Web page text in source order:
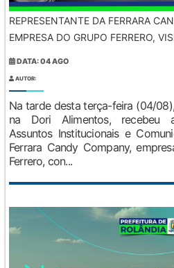
REPRESENTANTE DA FERRARA
EMPRESA DO GRUPO FERRERO,
DATA: 04 AGO
AUTOR:
Na tarde desta terça-feira (04/
na Dori Alimentos, recebeu
Assuntos Institucionais e
Ferrara Candy Company,
Ferrero, con...